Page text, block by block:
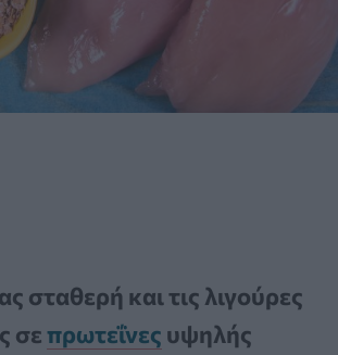
σταθερή και τις λιγούρες
σεπρωτεΐνες υψηλής